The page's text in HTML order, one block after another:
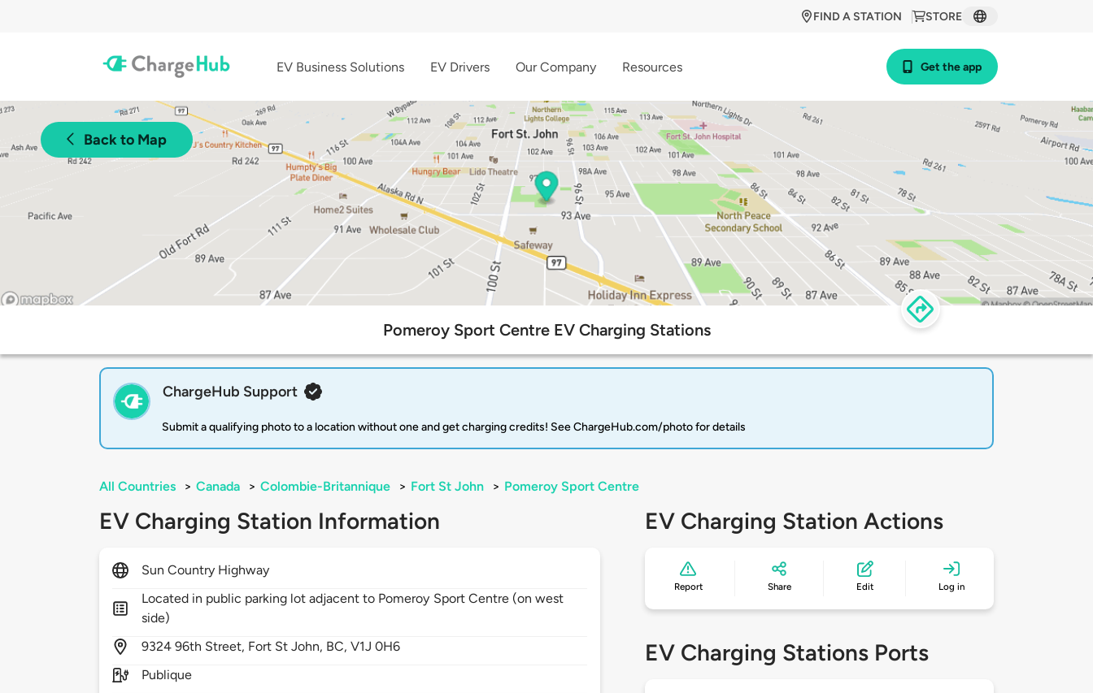
STORE
FIND A STATION
EV Business Solutions EV Drivers Our Company Resources Get the app
Back to Map
Pomeroy Sport Centre EV Charging Stations
ChargeHub Support
Submit a qualifying photo to a location without one and get charging credits! See ChargeHub.com/photo for details
All Countries > Canada > Colombie-Britannique > Fort St John > Pomeroy Sport Centre
EV Charging Station Information
Sun Country Highway
Located in public parking lot adjacent to Pomeroy Sport Centre (on west
side)
932496th Street, Fort St John, BC,V1J 0H6
Publique
EV Charging Station Actions
Report Share Edit Log in
EV Charging Stations Ports